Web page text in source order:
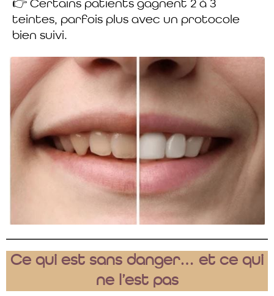
👉 Certains patients gagnent 2 à 3
teintes, parfois plus avec un protocole
bien suivi.
Ce qui est sans danger… et ce qui
ne l’est pas